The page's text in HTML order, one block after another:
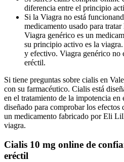
diferencia entre el principio
Si la Viagra no está
medicamento usado para
Viagra genérico es un
su principio activo es la
y efectivo. Viagra genérico no
eréctil.
Si tiene preguntas sobre cialis en
con su farmacéutico. Cialis está
en el tratamiento de la impotencia en
diseñado para comprobar los efectos
un medicamento fabricado por Eli
viagra.
Cialis 10 mg online de
eréctil